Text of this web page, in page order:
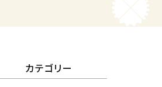
カテゴリー